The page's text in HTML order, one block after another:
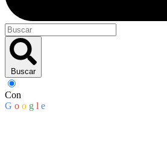
Buscar
Con
G o o g l e